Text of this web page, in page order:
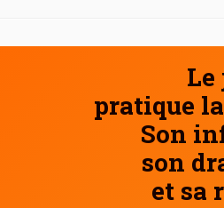
Le
pratique
Son
son
et sa